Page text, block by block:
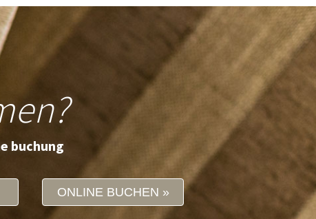
buchung
ONLINE BUCHEN